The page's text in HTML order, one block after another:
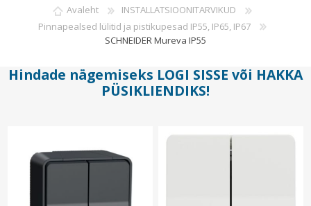
SOOVIKORV
0
Avaleht
INSTALLATSIOONITARVIKUD
Pinnapealsed lülitid ja pistikupesad IP55, IP65, IP67
SCHNEIDER Mureva IP55
Hindade nägemiseks LOGI SISSE või HAKKA
PÜSIKLIENDIKS!